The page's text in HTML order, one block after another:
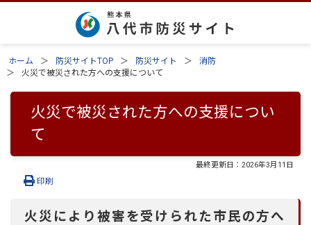
ホーム 防災サイトTOP 防災サイト
消防
火災で被災された方への支援について
火災で被災された方への支援につい
て
最終更新日： 2026年3月11日
印刷
火災により被害を受けられた市民の方へ